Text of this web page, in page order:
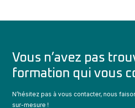
Vous n’avez pas
formation qui vous
N’hésitez pas à vous contacter, nous
sur-mesure !